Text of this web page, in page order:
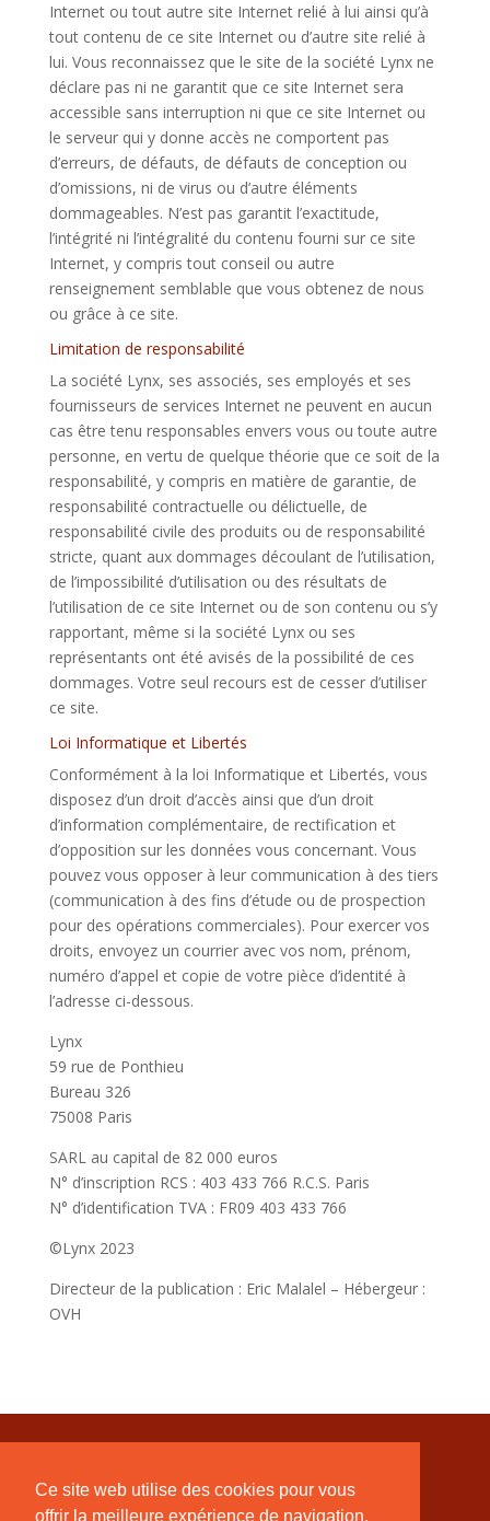
Internet ou tout autre site Internet relié à lui ainsi qu’à
tout contenu de ce site Internet ou d’autre site relié à
lui. Vous reconnaissez que le site de la société Lynx ne
déclare pas ni ne garantit que ce site Internet sera
accessible sans interruption ni que ce site Internet ou
le serveur qui y donne accès ne comportent pas
d’erreurs, de défauts, de défauts de conception ou
d’omissions, ni de virus ou d’autre éléments
dommageables. N’est pas garantit l’exactitude,
l’intégrité ni l’intégralité du contenu fourni sur ce site
Internet, y compris tout conseil ou autre
renseignement semblable que vous obtenez de nous
ou grâce à ce site.
Limitation de responsabilité
La société Lynx, ses associés, ses employés et ses
fournisseurs de services Internet ne peuvent en aucun
cas être tenu responsables envers vous ou toute autre
personne, en vertu de quelque théorie que ce soit de la
responsabilité, y compris en matière de garantie, de
responsabilité contractuelle ou délictuelle, de
responsabilité civile des produits ou de responsabilité
stricte, quant aux dommages découlant de l’utilisation,
de l’impossibilité d’utilisation ou des résultats de
l’utilisation de ce site Internet ou de son contenu ou s’y
rapportant, même si la société Lynx ou ses
représentants ont été avisés de la possibilité de ces
dommages. Votre seul recours est de cesser d’utiliser
ce site.
Loi Informatique et Libertés
Conformément à la loi Informatique et Libertés, vous
disposez d’un droit d’accès ainsi que d’un droit
d’information complémentaire, de rectification et
d’opposition sur les données vous concernant. Vous
pouvez vous opposer à leur communication à des tiers
(communication à des fins d’étude ou de prospection
pour des opérations commerciales). Pour exercer vos
droits, envoyez un courrier avec vos nom, prénom,
numéro d’appel et copie de votre pièce d’identité à
l’adresse ci-dessous.
Lynx
59 rue de Ponthieu
Bureau 326
75008 Paris
SARL au capital de 82 000 euros
N° d’inscription RCS : 403 433 766 R.C.S. Paris
N° d’identification TVA : FR09 403 433 766
©Lynx 2023
Directeur de la publication : Eric Malalel – Hébergeur :
OVH
Ce site web utilise des cookies pour vous
offrir la meilleure expérience de navigation.